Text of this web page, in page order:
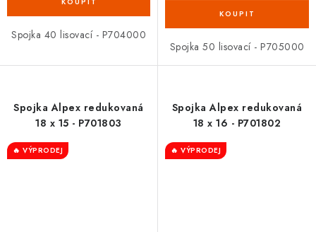
Spojka 40 lisovací - P704000
Spojka 50 lisovací - P705000
Spojka Alpex redukovaná
18 x 15 - P701803
🔥 VÝPRODEJ
Spojka Alpex redukovaná
18 x 16 - P701802
🔥 VÝPRODEJ